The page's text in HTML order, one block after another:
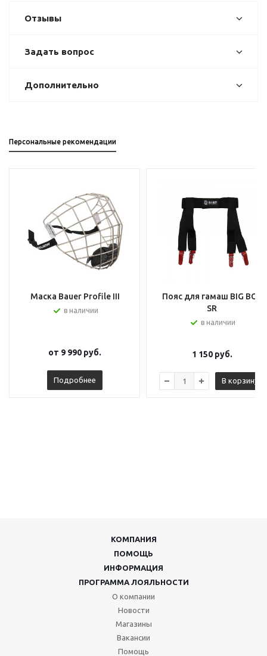
Отзывы
Задать вопрос
Дополнительно
Персональные рекомендации
Маска Bauer Profile III
в наличии
от 9 990 руб.
Подробнее
Пояс для гамаш BIG BOY
SR
в наличии
1 150руб.
В корзину
КОМПАНИЯ
ПОМОЩЬ
ИНФОРМАЦИЯ
ПРОГРАММА ЛОЯЛЬНОСТИ
О компании
Новости
Магазины
Вакансии
Помощь